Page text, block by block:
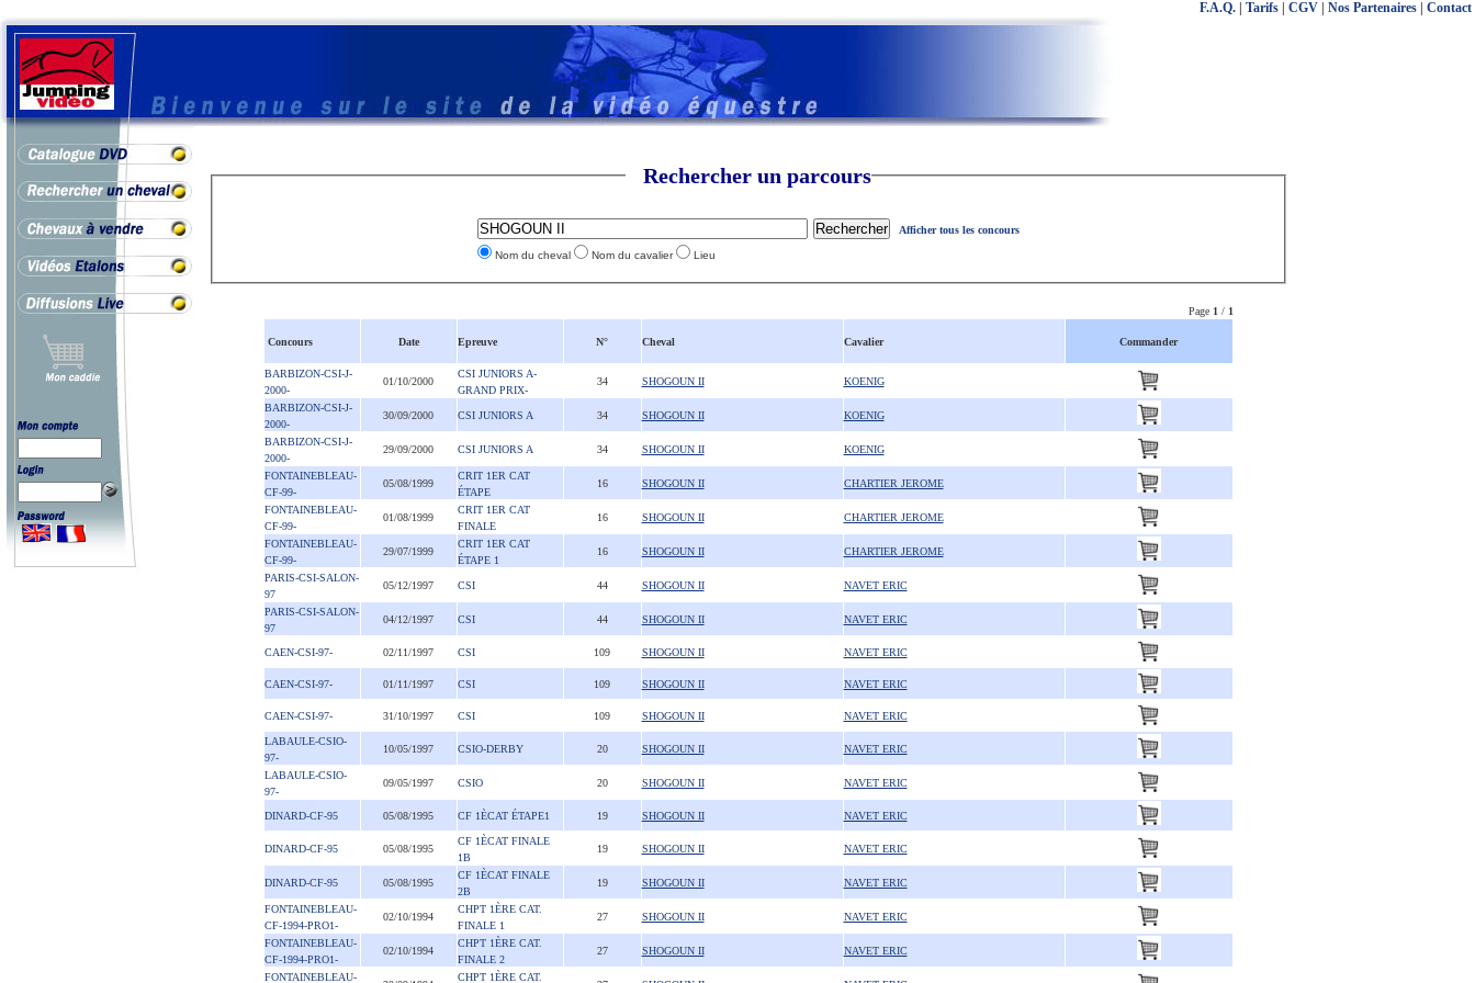
F.A.Q. Tarifs CGV Nos Partenaires Contact
Rechercher un parcours
Afficher tous les concours
Nom du cheval Nom du cavalier Lieu
Page 1 / 1
Concours Date Epreuve N° Cheval Cavalier Commander
BARBIZON-CSI-J-
2000-
01/10/2000
CSI JUNIORS A-
GRAND PRIX-
34 SHOGOUN II KOENIG
BARBIZON-CSI-J-
2000-
30/09/2000 CSI JUNIORS A 34 SHOGOUN II KOENIG
BARBIZON-CSI-J-
2000-
29/09/2000 CSI JUNIORS A 34 SHOGOUN II KOENIG
FONTAINEBLEAU-
CF-99-
05/08/1999
CRIT 1ER CAT
ÉTAPE
16 SHOGOUN II CHARTIER JEROME
FONTAINEBLEAU-
CF-99-
01/08/1999
CRIT 1ER CAT
FINALE
16 SHOGOUN II CHARTIER JEROME
FONTAINEBLEAU-
CF-99-
29/07/1999
CRIT 1ER CAT
ÉTAPE 1
16 SHOGOUN II CHARTIER JEROME
PARIS-CSI-SALON-
97
05/12/1997 CSI 44 SHOGOUN II NAVET ERIC
PARIS-CSI-SALON-
97
04/12/1997 CSI 44 SHOGOUN II NAVET ERIC
CAEN-CSI-97- 02/11/1997 CSI 109 SHOGOUN II NAVET ERIC
CAEN-CSI-97- 01/11/1997 CSI 109 SHOGOUN II NAVET ERIC
CAEN-CSI-97- 31/10/1997 CSI 109 SHOGOUN II NAVET ERIC
LABAULE-CSIO-
97-
10/05/1997 CSIO-DERBY 20 SHOGOUN II NAVET ERIC
LABAULE-CSIO-
97-
09/05/1997 CSIO 20 SHOGOUN II NAVET ERIC
DINARD-CF-95 05/08/1995 CF 1ÈCAT ÉTAPE1 19 SHOGOUN II NAVET ERIC
DINARD-CF-95 05/08/1995
CF 1ÈCAT FINALE
1B
19 SHOGOUN II NAVET ERIC
DINARD-CF-95 05/08/1995
CF 1ÈCAT FINALE
2B
19 SHOGOUN II NAVET ERIC
FONTAINEBLEAU-
CF-1994-PRO1-
02/10/1994
CHPT 1ÈRE CAT.
FINALE 1
27 SHOGOUN II NAVET ERIC
FONTAINEBLEAU-
CF-1994-PRO1-
02/10/1994
CHPT 1ÈRE CAT.
FINALE 2
27 SHOGOUN II NAVET ERIC
FONTAINEBLEAU- CHPT 1ÈRE CAT.